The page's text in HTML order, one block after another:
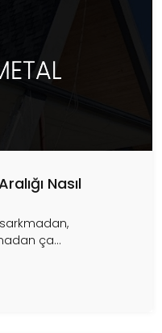
Nasıl
ça...